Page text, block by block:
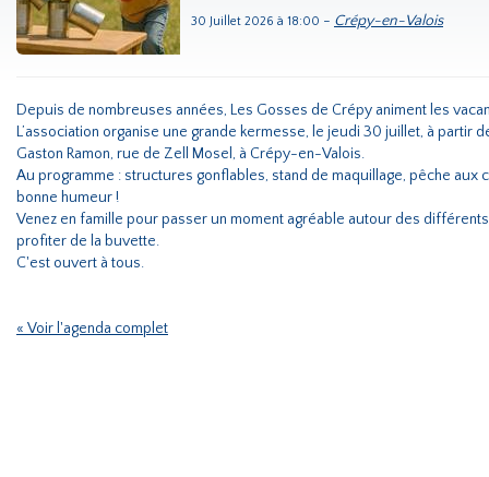
30 Juillet 2026 à 18:00 - Crépy-en-Valois
Depuis de nombreuses années, Les Gosses de Crépy animent les
L’association organise une grande kermesse, le jeudi 30 juillet, à partir
Gaston Ramon, rue de Zell Mosel, à Crépy-en-Valois.
Au programme : structures gonflables, stand de maquillage, pêche aux
bonne humeur !
Venez en famille pour passer un moment agréable autour des
profiter de la buvette.
C'est ouvert à tous.
« Voir l'agenda complet